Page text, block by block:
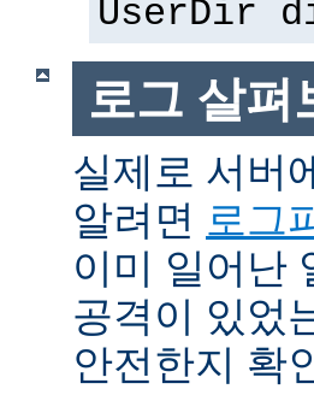
UserDir
로그 살펴
실제로 서버
알려면 로그
이미 일어난
공격이 있었
안전한지 확